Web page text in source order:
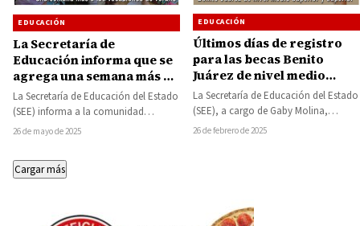
EDUCACIÓN
La Secretaría de
Educación informa que se
agrega una semana más a
las vacaciones de verano
La Secretaría de Educación del Estado
(SEE) informa a la comunidad
educativa de la entidad que se
26 de mayo de 2025
EDUCACIÓN
Últimos días de registro
para las becas Benito
Juárez de nivel medio
superior y superior;
concluye el 28 de febrero
La Secretaría de Educación del Estado
(SEE), a cargo de Gaby Molina,
informa a las y los estudiantes…
26 de febrero de 2025
Cargar más